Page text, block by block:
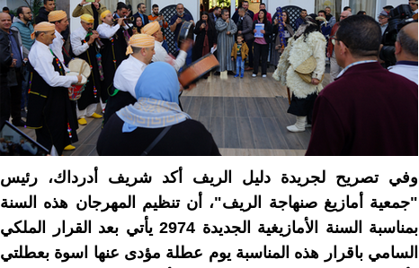
وفي تصريح لجريدة دليل الريف أكد شريف أدرداك، رئيس
"جمعية أمازيغ صنهاجة الريف"، أن تنظيم المهرجان هذه السنة
بمناسبة السنة الأمازيغية الجديدة 2974 يأتي بعد القرار الملكي
السامي باقرار هذه المناسبة يوم عطلة مؤدى عنها اسوة بعطلتي